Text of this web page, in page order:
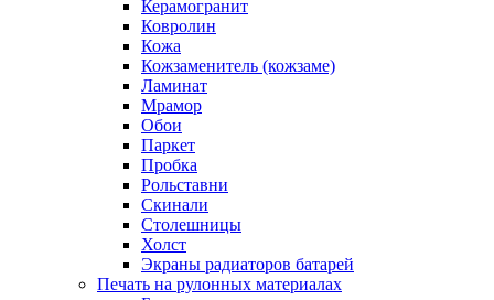
Керамогранит
Ковролин
Кожа
Кожзаменитель (кожзаме)
Ламинат
Мрамор
Обои
Паркет
Пробка
Рольставни
Скинали
Столешницы
Холст
Экраны радиаторов батарей
Печать на рулонных материалах